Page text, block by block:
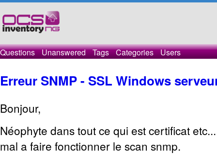
Questions Unanswered Tags Categories Users
Erreur SNMP - SSL Windows
Bonjour,
Néophyte dans tout ce qui est certificat
mal a faire fonctionner le scan snmp.